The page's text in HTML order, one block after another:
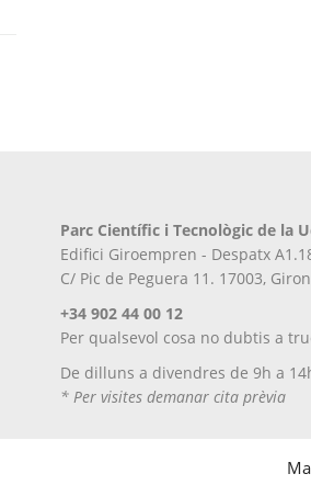
Parc Científic i Tecnològic de la
Edifici Giroempren - Despatx
C/ Pic de Peguera 11. 17003,
+34 902 44 00 12
Per qualsevol cosa no dubtis a
De dilluns a divendres de 9h a
* Per visites demanar cita prèvia